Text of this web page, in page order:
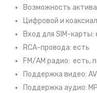
Возможность
Цифровой и
Вход для SIM-карты:
RCA-провода: есть
FM/АM радио: есть,
Поддержка видео:
Поддержка аудио: